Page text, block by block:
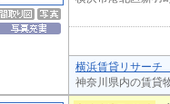
横浜賃貸リサーチ
神奈川県内の賃貸